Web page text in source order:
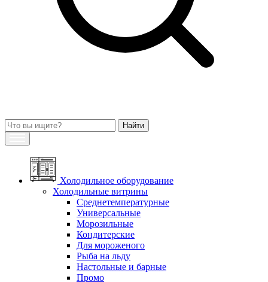
Холодильное оборудование
Холодильные витрины
Среднетемпературные
Универсальные
Морозильные
Кондитерские
Для мороженого
Рыба на льду
Настольные и барные
Промо